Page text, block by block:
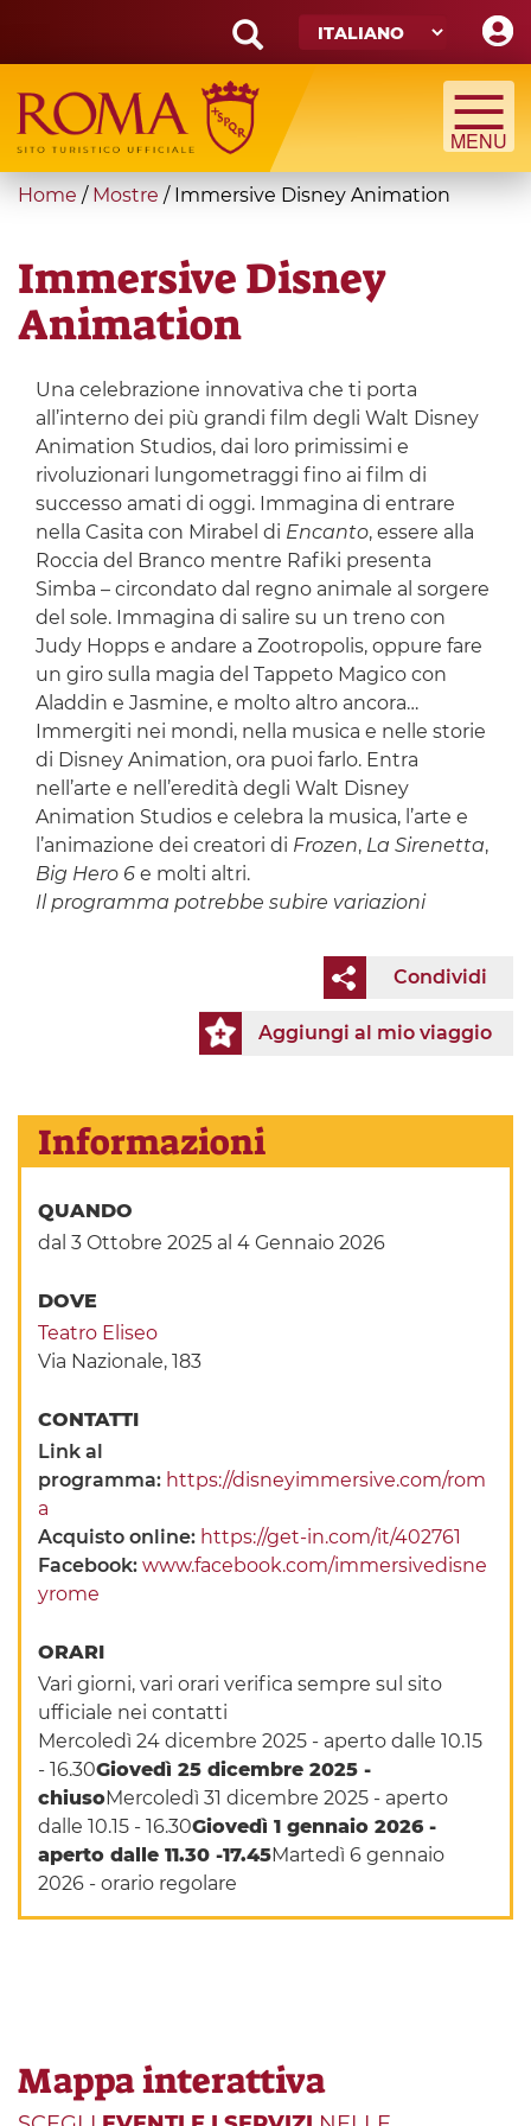
main
content
Search
form
Cerca
You
here
Home / Mostre / Immersive Disney Animation
Immersive Disney
Animation
Una celebrazione innovativa che ti porta
all’interno dei più grandi film degli Walt Disney
Animation Studios, dai loro primissimi e
rivoluzionari lungometraggi fino ai film di
successo amati di oggi. Immagina di entrare
nella Casita con Mirabel di Encanto, essere alla
Roccia del Branco mentre Rafiki presenta
Simba – circondato dal regno animale al sorgere
del sole. Immagina di salire su un treno con
Judy Hopps e andare a Zootropolis, oppure fare
un giro sulla magia del Tappeto Magico con
Aladdin e Jasmine, e molto altro ancora…
Immergiti nei mondi, nella musica e nelle storie
di Disney Animation, ora puoi farlo. Entra
nell’arte e nell’eredità degli Walt Disney
Animation Studios e celebra la musica, l’arte e
l’animazione dei creatori di Frozen, La Sirenetta,
Big Hero 6e molti altri.
Il programma potrebbe subire variazioni
Condividi
Aggiungi al mio viaggio
Informazioni
QUANDO
dal 3 Ottobre 2025 al 4 Gennaio 2026
DOVE
Teatro Eliseo
Via Nazionale, 183
CONTATTI
Link al
programma: https://disneyimmersive.com/rom
a
Acquisto online: https://get-in.com/it/402761
Facebook:www.facebook.com/immersivedisne
yrome
ORARI
Vari giorni, vari orari verifica sempre sul sito
ufficiale nei contatti
Mercoledì 24 dicembre 2025 - aperto dalle 10.15
- 16.30Giovedì 25 dicembre 2025 -
chiusoMercoledì 31 dicembre 2025 - aperto
dalle 10.15 - 16.30Giovedì 1 gennaio 2026 -
aperto dalle 11.30 -17.45Martedì 6 gennaio
2026 - orario regolare
Mappa interattiva